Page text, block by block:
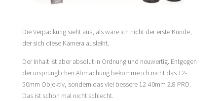
Die Verpackung sieht aus, als wäre ich nicht der erste Kunde,
der sich diese Kamera ausleiht.
Der Inhalt ist aber absolut in Ordnung und neuwertig. Entgegen
der ursprünglichen Abmachung bekomme ich nicht das 12-
50mm Objektiv, sondern das viel bessere 12-40mm 2.8 PRO.
Das ist schon mal nicht schlecht.